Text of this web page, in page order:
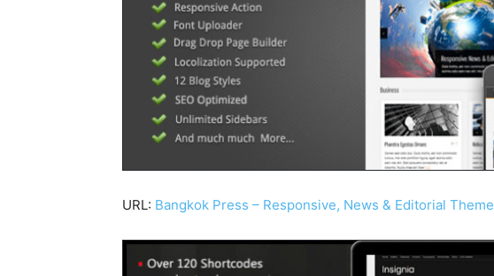
URL: Bangkok Press – Responsive, News & Editorial Theme